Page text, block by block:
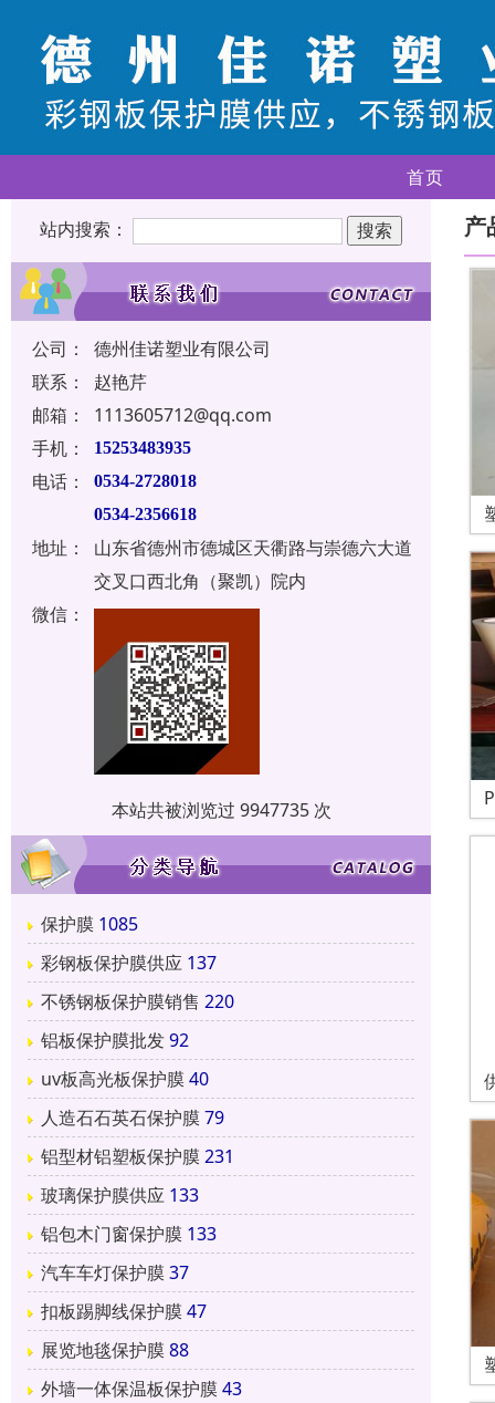
首页
站内搜索：
公司：
德州佳诺塑业有限公司
联系：
赵艳芹
邮箱：
1113605712@qq.com
手机：
15253483935
电话：
0534-2728018
0534-2356618
地址：
山东省德州市德城区天衢路与崇德六大道
交叉口西北角（聚凯）院内
微信：
本站共被浏览过 9947735 次
保护膜 1085
彩钢板保护膜供应 137
不锈钢板保护膜销售 220
铝板保护膜批发92
uv板高光板保护膜40
人造石石英石保护膜79
铝型材铝塑板保护膜231
玻璃保护膜供应 133
铝包木门窗保护膜 133
汽车车灯保护膜37
扣板踢脚线保护膜47
展览地毯保护膜88
外墙一体保温板保护膜43
产